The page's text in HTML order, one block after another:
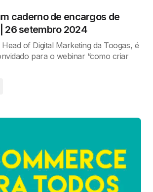
caderno de encargos de
26 setembro 2024
of Digital Marketing da Toogas, é
para o webinar “como criar